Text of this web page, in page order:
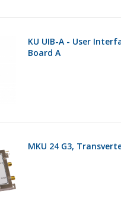
KU UIB-A - User
Board A
MKU 24 G3,